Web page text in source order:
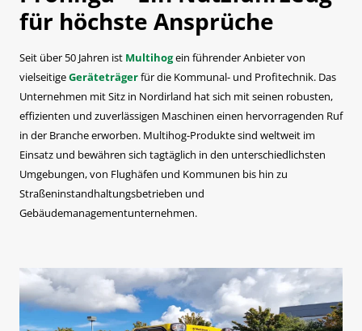
für höchste Ansprüche
Seit über 50 Jahren ist Multihogein führender Anbieter von
vielseitigeGeräteträgerfür die Kommunal- und Profitechnik. Das
Unternehmen mit Sitz in Nordirland hat sich mit seinen robusten,
effizienten und zuverlässigen Maschinen einen hervorragenden Ruf
in der Branche erworben. Multihog-Produkte sind weltweit im
Einsatz und bewähren sich tagtäglich in den unterschiedlichsten
Umgebungen, von Flughäfen und Kommunen bis hin zu
Straßeninstandhaltungsbetrieben und
Gebäudemanagementunternehmen.